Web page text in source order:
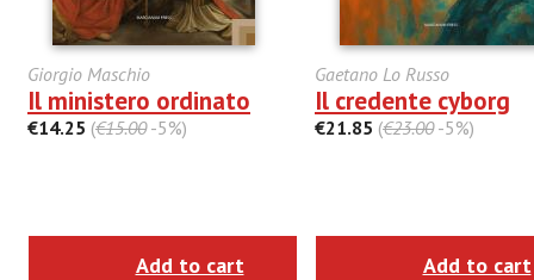
Giorgio Maschio
Il ministero ordinato
€14.25 (€15.00-5%)
Add to cart
Gaetano Lo Russo
Il credente cyborg
€21.85 (€23.00-5%)
Add to cart